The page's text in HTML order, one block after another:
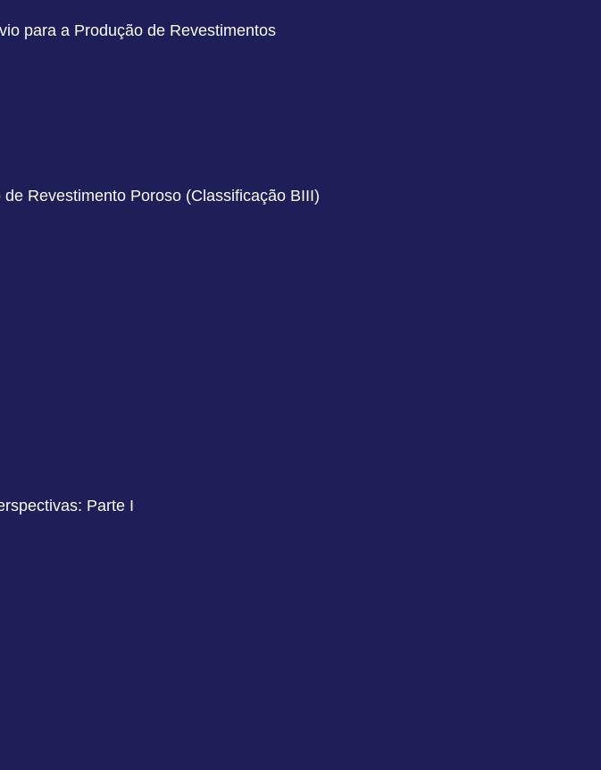
para a Produção de Revestimentos
Revestimento Poroso (Classificação BIII)
Parte I